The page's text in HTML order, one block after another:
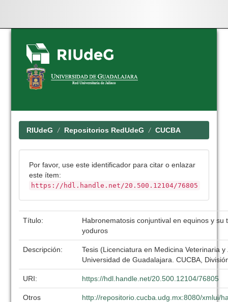
Skip
navigation
RIUdeG Repositorios RedUdeG CUCBA
Por favor, use este identificador para citar o enlazar
este ítem:
https://hdl.handle.net/20.500.12104/76805
Título:
Habronematosis conjuntival en equinos y su
yoduros
Descripción:
Tesis (Licenciatura en Medicina Veterinaria
Universidad de Guadalajara. CUCBA,
URI: https://hdl.handle.net/20.500.12104/76805
Otros
http://repositorio.cucba.udg.mx:8080/xmlui/